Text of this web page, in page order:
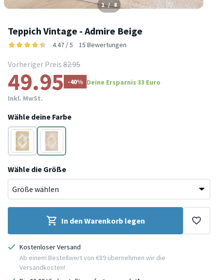
1 / 8
Teppich Vintage - Admire Beige
4.47 / 5 15 Bewertungen
Vorheriger Preis 82.95
49.95 -40% Deine Ersparnis 33 Euro
Inkl. MwSt.
Wähle deine Farbe
Gelb
Beige
Wähle die Größe
In den Warenkorb legen
Kostenloser Versand
Ab einem Bestellwert von €89 übernehmen wir die
Versandkosten!